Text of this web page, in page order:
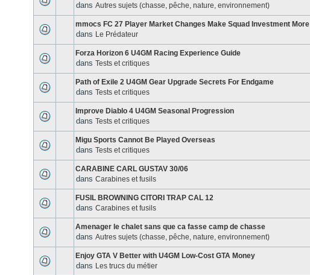
dans Autres sujets (chasse, pêche, nature, environnement)
mmocs FC 27 Player Market Changes Make Squad Investment More
dans Le Prédateur
Forza Horizon 6 U4GM Racing Experience Guide
dans Tests et critiques
Path of Exile 2 U4GM Gear Upgrade Secrets For Endgame
dans Tests et critiques
Improve Diablo 4 U4GM Seasonal Progression
dans Tests et critiques
Migu Sports Cannot Be Played Overseas
dans Tests et critiques
CARABINE CARL GUSTAV 30/06
dans Carabines et fusils
FUSIL BROWNING CITORI TRAP CAL 12
dans Carabines et fusils
Amenager le chalet sans que ca fasse camp de chasse
dans Autres sujets (chasse, pêche, nature, environnement)
Enjoy GTA V Better with U4GM Low-Cost GTA Money
dans Les trucs du métier